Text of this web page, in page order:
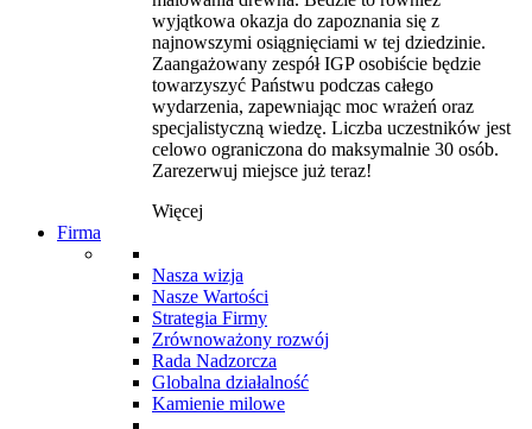
wyjątkowa okazja do zapoznania się z
najnowszymi osiągnięciami w tej dziedzinie.
Zaangażowany zespół IGP osobiście będzie
towarzyszyć Państwu podczas całego
wydarzenia, zapewniając moc wrażeń oraz
specjalistyczną wiedzę. Liczba uczestników jest
celowo ograniczona do maksymalnie 30 osób.
Zarezerwuj miejsce już teraz!
Więcej
Firma
Nasza wizja
Nasze Wartości
Strategia Firmy
Zrównoważony rozwój
Rada Nadzorcza
Globalna działalność
Kamienie milowe